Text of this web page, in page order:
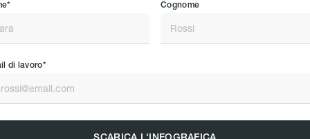
Cognome
di lavoro*